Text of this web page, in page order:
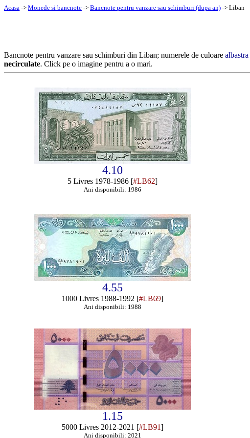
Acasa -> Monede si bancnote -> Bancnote pentru vanzare sau schimburi (dupa an) -> Liban
Bancnote pentru vanzare sau schimburi din Liban; numerele de culoare albastra
necirculate. Click pe o imagine pentru a o mari.
4.10
5 Livres 1978-1986 [#LB62]
Ani disponibili: 1986
4.55
1000 Livres 1988-1992 [#LB69]
Ani disponibili: 1988
1.15
5000 Livres 2012-2021 [#LB91]
Ani disponibili: 2021